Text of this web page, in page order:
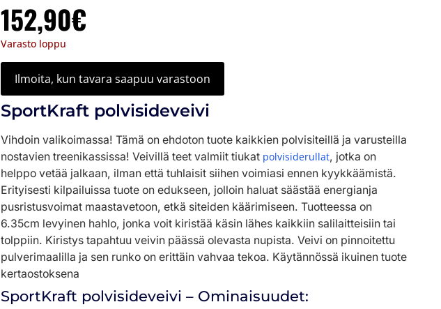
152,90€
Varasto loppu
Ilmoita, kun tavara saapuu varastoon
SportKraft polvisideveivi
Vihdoin valikoimassa! Tämä on ehdoton tuote kaikkien polvisiteillä ja varusteilla
nostavien treenikassissa! Veivillä teet valmiit tiukat polvisiderullat, jotka on
helppo vetää jalkaan, ilman että tuhlaisit siihen voimiasi ennen kyykkäämistä.
Erityisesti kilpailuissa tuote on edukseen, jolloin haluat säästää energianja
pusristusvoimat maastavetoon, etkä siteiden käärimiseen. Tuotteessa on
6.35cm levyinen hahlo, jonka voit kiristää käsin lähes kaikkiin salilaitteisiin tai
tolppiin. Kiristys tapahtuu veivin päässä olevasta nupista. Veivi on pinnoitettu
pulverimaalilla ja sen runko on erittäin vahvaa tekoa. Käytännössä ikuinen tuote
kertaostoksena
SportKraft polvisideveivi – Ominaisuudet: